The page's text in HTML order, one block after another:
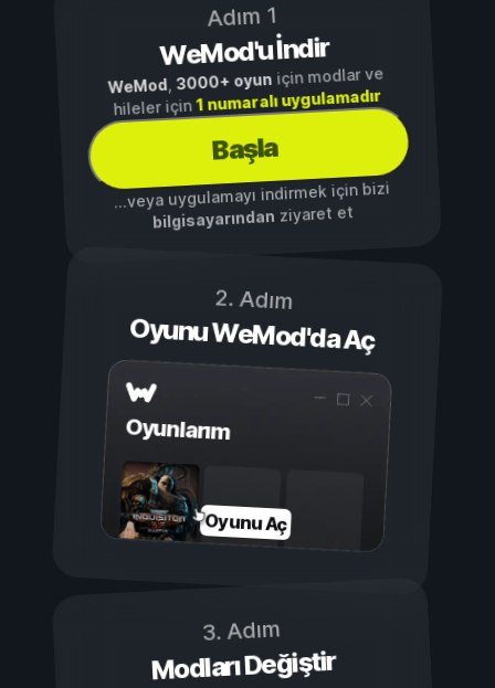
Adım 1
WeMod'u İndir
WeMod,3000+ oyuniçin modlar ve
hileler için1 numaralı uygulamadır
Başla
...veya uygulamayı indirmek için bizi
bilgisayarından ziyaret et
2. Adım
Oyunu WeMod'da Aç
Oyunlarım
Oyunu Aç
3. Adım
Modları Değiştir